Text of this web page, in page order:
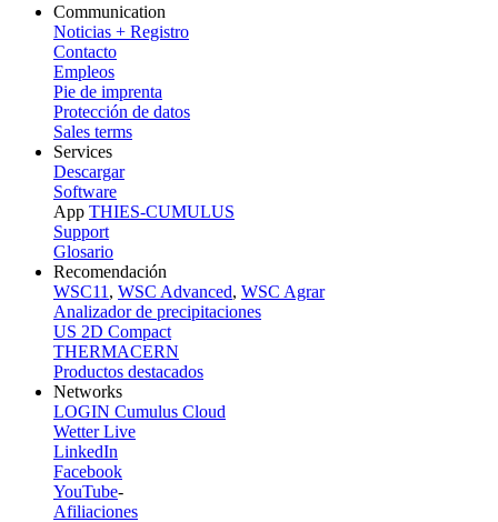
Communication
Noticias + Registro
Contacto
Empleos
Pie de imprenta
Protección de datos
Sales terms
Services
Descargar
Software
App THIES-CUMULUS
Support
Glosario
Recomendación
WSC11 , WSC Advanced, WSC Agrar
Analizador de precipitaciones
US 2D Compact
THERMACERN
Productos destacados
Networks
LOGIN Cumulus Cloud
Wetter Live
LinkedIn
Facebook
YouTube-
Afiliaciones